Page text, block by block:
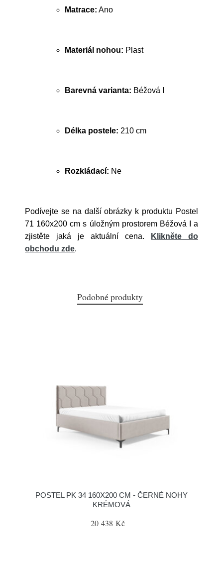
Matrace: Ano
Materiál nohou: Plast
Barevná varianta: Béžová I
Délka postele: 210 cm
Rozkládací: Ne
Podívejte se na další obrázky k produktu Postel
71 160x200 cm s úložným prostorem Béžová I a
zjistěte jaká je aktuální cena.
Klikněte do
obchodu zde.
Podobné produkty
POSTEL PK 34 160X200 CM - ČERNÉ NOHY
KRÉMOVÁ
20 438 Kč